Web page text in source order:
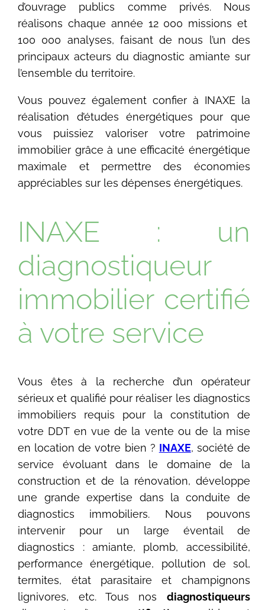
d’ouvrage publics comme privés. Nous
réalisons chaque année 12 000 missions et
100 000 analyses, faisant de nous l’un des
principaux acteurs du diagnostic amiante sur
l’ensemble du territoire.
Vous pouvez également confier à INAXE la
réalisation d’études énergétiques pour que
vous puissiez valoriser votre patrimoine
immobilier grâce à une efficacité énergétique
maximale et permettre des économies
appréciables sur les dépenses énergétiques.
INAXE : un
diagnostiqueur
immobilier certifié
à votre service
Vous êtes à la recherche d’un opérateur
sérieux et qualifié pour réaliser les diagnostics
immobiliers requis pour la constitution de
votre DDT en vue de la vente ou de la mise
en location de votre bien ? INAXE, société de
service évoluant dans le domaine de la
construction et de la rénovation, développe
une grande expertise dans la conduite de
diagnostics immobiliers. Nous pouvons
intervenir pour un large éventail de
diagnostics : amiante, plomb, accessibilité,
performance énergétique, pollution de sol,
termites, état parasitaire et champignons
lignivores, etc. Tous nos diagnostiqueurs